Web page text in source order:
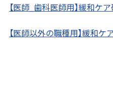
【医師_歯科医師用】緩和ケ
【医師以外の職種用】緩和